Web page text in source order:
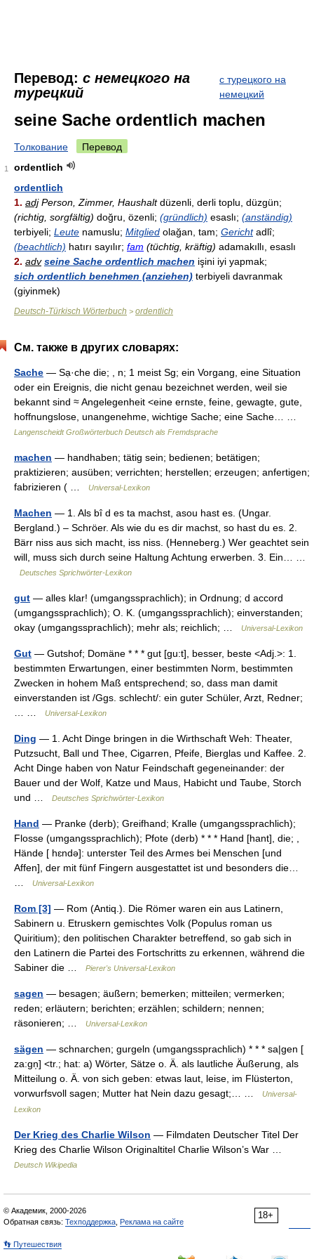
Перевод: с немецкого на
турецкий
с турецкого на
немецкий
seine Sache ordentlich machen
Толкование Перевод
1
ordentlich
ordentlich
1. adjPerson, Zimmer, Haushaltdüzenli, derli toplu, düzgün;
(richtig, sorgfältig) doğru, özenli; (gründlich) esaslı; (anständig)
terbiyeli; Leute namuslu; Mitglied olağan, tam; Gerichtadlî;
(beachtlich) hatırı sayılır; fam (tüchtig, kräftig) adamakıllı, esaslı
2. adv seine Sache ordentlich machen işini iyi yapmak;
sich ordentlich benehmen (anziehen) terbiyeli davranmak
(giyinmek)
Deutsch-Türkisch Wörterbuch > ordentlich
См. также в других словарях:
Sache — Sạ·che die; , n; 1 meist Sg; ein Vorgang, eine Situation
oder ein Ereignis, die nicht genau bezeichnet werden, weil sie
bekannt sind ≈ Angelegenheit <eine ernste, feine, gewagte, gute,
hoffnungslose, unangenehme, wichtige Sache; eine Sache… …
Langenscheidt Großwörterbuch Deutsch als Fremdsprache
machen — handhaben; tätig sein; bedienen; betätigen;
praktizieren; ausüben; verrichten; herstellen; erzeugen; anfertigen;
fabrizieren ( …
Universal-Lexikon
Machen — 1. Als bî d es ta machst, asou hast es. (Ungar.
Bergland.) – Schröer. Als wie du es dir machst, so hast du es. 2.
Bärr niss aus sich macht, iss niss. (Henneberg.) Wer geachtet sein
will, muss sich durch seine Haltung Achtung erwerben. 3. Ein… …
Deutsches Sprichwörter-Lexikon
gut — alles klar! (umgangssprachlich); in Ordnung; d accord
(umgangssprachlich); O. K. (umgangssprachlich); einverstanden;
okay (umgangssprachlich); mehr als; reichlich; …
Universal-Lexikon
Gut — Gutshof; Domäne * * * gut [gu:t], besser, beste <Adj.>: 1.
bestimmten Erwartungen, einer bestimmten Norm, bestimmten
Zwecken in hohem Maß entsprechend; so, dass man damit
einverstanden ist /Ggs. schlecht/: ein guter Schüler, Arzt, Redner;
Universal-Lexikon
Ding — 1. Acht Dinge bringen in die Wirthschaft Weh: Theater,
Putzsucht, Ball und Thee, Cigarren, Pfeife, Bierglas und Kaffee. 2.
Acht Dinge haben von Natur Feindschaft gegeneinander: der
Bauer und der Wolf, Katze und Maus, Habicht und Taube, Storch
und …
Deutsches Sprichwörter-Lexikon
Hand — Pranke (derb); Greifhand; Kralle (umgangssprachlich);
Flosse (umgangssprachlich); Pfote (derb) * * * Hand [hant], die; ,
Hände [ hɛndə]: unterster Teil des Armes bei Menschen [und
Affen], der mit fünf Fingern ausgestattet ist und besonders die…
Universal-Lexikon
Rom [3] — Rom (Antiq.). Die Römer waren ein aus Latinern,
Sabinern u. Etruskern gemischtes Volk (Populus roman us
Quiritium); den politischen Charakter betreffend, so gab sich in
den Latinern die Partei des Fortschritts zu erkennen, während die
Sabiner die …
Pierer's Universal-Lexikon
sagen — besagen; äußern; bemerken; mitteilen; vermerken;
reden; erläutern; berichten; erzählen; schildern; nennen;
räsonieren; …
Universal-Lexikon
sägen — schnarchen; gurgeln (umgangssprachlich) * * * sa|gen [
za:gn̩] <tr.; hat: a) Wörter, Sätze o. Ä. als lautliche Äußerung, als
Mitteilung o. Ä. von sich geben: etwas laut, leise, im Flüsterton,
vorwurfsvoll sagen; Mutter hat Nein dazu gesagt;… …
Universal-
Lexikon
Der Krieg des Charlie Wilson — Filmdaten Deutscher Titel Der
Krieg des Charlie Wilson Originaltitel Charlie Wilson’s War …
Deutsch Wikipedia
18+
© Академик, 2000-2026
Обратная связь: Техподдержка Реклама на сайте
👣 Путешествия